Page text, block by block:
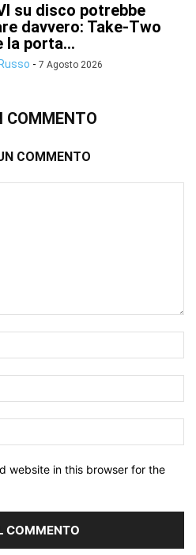
su disco potrebbe
davvero: Take-Two
la porta...
- 7 Agosto 2026
COMMENTO
COMMENTO
website in this browser for the